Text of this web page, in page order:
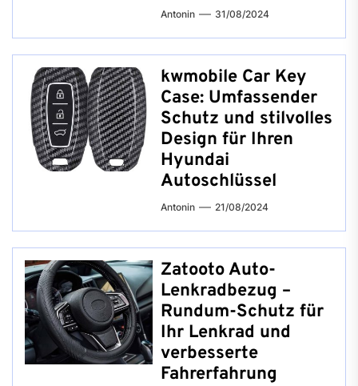
Antonin 31/08/2024
kwmobile Car Key
Case: Umfassender
Schutz und stilvolles
Design für Ihren
Hyundai
Autoschlüssel
Antonin 21/08/2024
Zatooto Auto-
Lenkradbezug –
Rundum-Schutz für
Ihr Lenkrad und
verbesserte
Fahrerfahrung